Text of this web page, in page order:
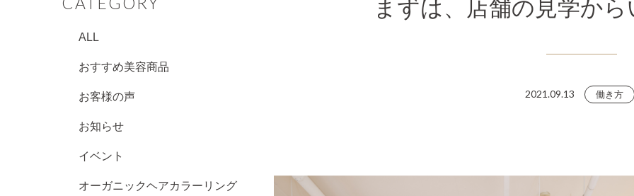
ALL
おすすめ美容商品
お客様の声
お知らせ
イベント
オーガニックヘアカラーリング
まずは、店舗の見学か
2021.09.13 働き方